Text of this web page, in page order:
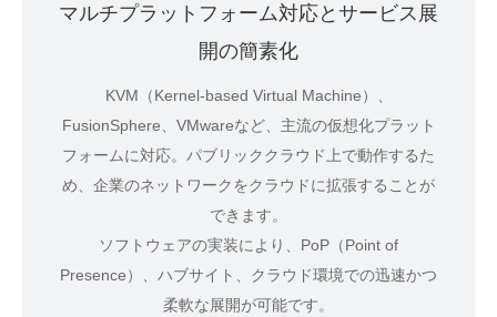
マルチプラットフォーム対応とサービス展
開の簡素化
KVM（Kernel-based Virtual Machine）、
FusionSphere、VMwareなど、主流の仮想化プラット
フォームに対応。パブリッククラウド上で動作するた
め、企業のネットワークをクラウドに拡張することが
できます。
ソフトウェアの実装により、PoP（Point of
Presence）、ハブサイト、クラウド環境での迅速かつ
柔軟な展開が可能です。